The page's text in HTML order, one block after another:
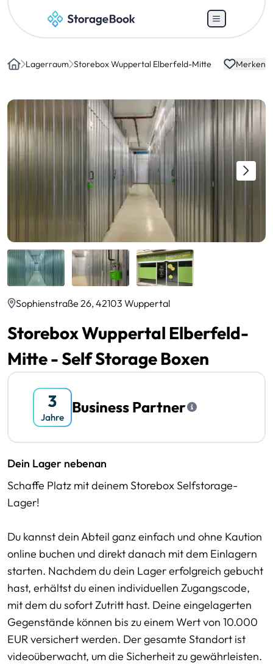
Lagerraum Storebox Wuppertal Elberfeld-Mitte Merken
Sophienstraße 26, 42103 Wuppertal
Storebox Wuppertal Elberfeld-
Mitte - Self Storage Boxen
Business Partner
Dein Lager nebenan
Schaffe Platz mit deinem Storebox Selfstorage-
Lager!
Du kannst dein Abteil ganz einfach und ohne Kaution
online buchen und direkt danach mit dem Einlagern
starten. Nachdem du dein Lager erfolgreich gebucht
hast, erhältst du einen individuellen Zugangscode,
mit dem du sofort Zutritt hast. Deine eingelagerten
Gegenstände können bis zu einem Wert von 10.000
EUR versichert werden. Der gesamte Standort ist
videoüberwacht, um die Sicherheit zu gewährleisten.